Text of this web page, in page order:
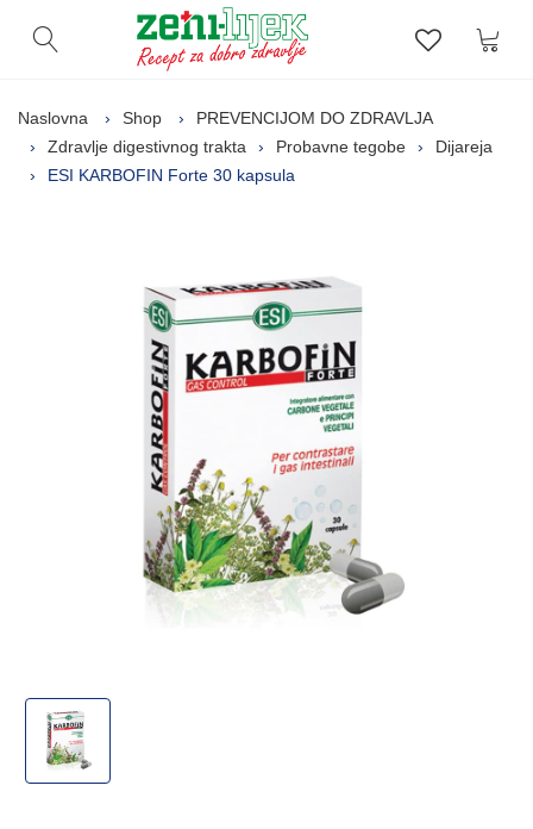
Otvori pretragu Lista
Naslovna Shop
PREVENCIJOM DO ZDRAVLJA
Zdravlje digestivnog trakta
Probavne tegobe
Dijareja
ESI KARBOFIN Forte 30 kapsula